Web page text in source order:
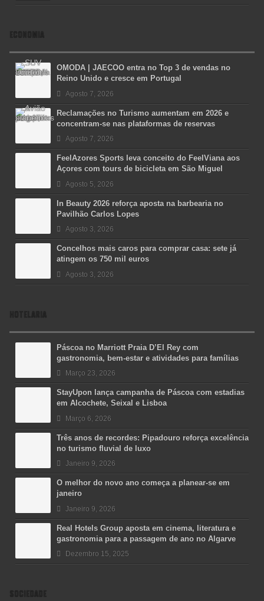
ECONOMIA
OMODA | JAECOO entra no Top 3 de vendas no
Reino Unido e cresce em Portugal
Agosto 7, 2026
Reclamações no Turismo aumentam em 2026 e
concentram-se nas plataformas de reservas
Agosto 7, 2026
FeelAzores Sports leva conceito do FeelViana aos
Açores com tours de bicicleta em São Miguel
Agosto 5, 2026
In Beauty 2026 reforça aposta na barbearia no
Pavilhão Carlos Lopes
Agosto 3, 2026
Concelhos mais caros para comprar casa: sete já
atingem os 750 mil euros
Agosto 3, 2026
HOTELARIA
Páscoa no Marriott Praia D’El Rey com
gastronomia, bem-estar e atividades para famílias
Março 23, 2026
StayUpon lança campanha de Páscoa com estadias
em Alcochete, Seixal e Lisboa
Março 6, 2026
Três anos de recordes: Pipadouro reforça excelência
no turismo fluvial de luxo
Janeiro 9, 2026
O melhor do novo ano começa a planear-se em
janeiro
Janeiro 9, 2026
Real Hotels Group aposta em cinema, literatura e
gastronomia para a passagem de ano no Algarve
Dezembro 15, 2025
SOCIEDADE